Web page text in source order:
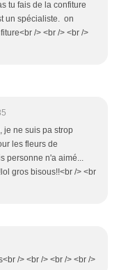
tu fais de la confiture
un spécialiste. on
/> <br /> <br />
je ne suis pa strop
les fleurs de
personne n'a aimé...
gros bisous!!<br /> <br
/> <br /> <br /> <br />